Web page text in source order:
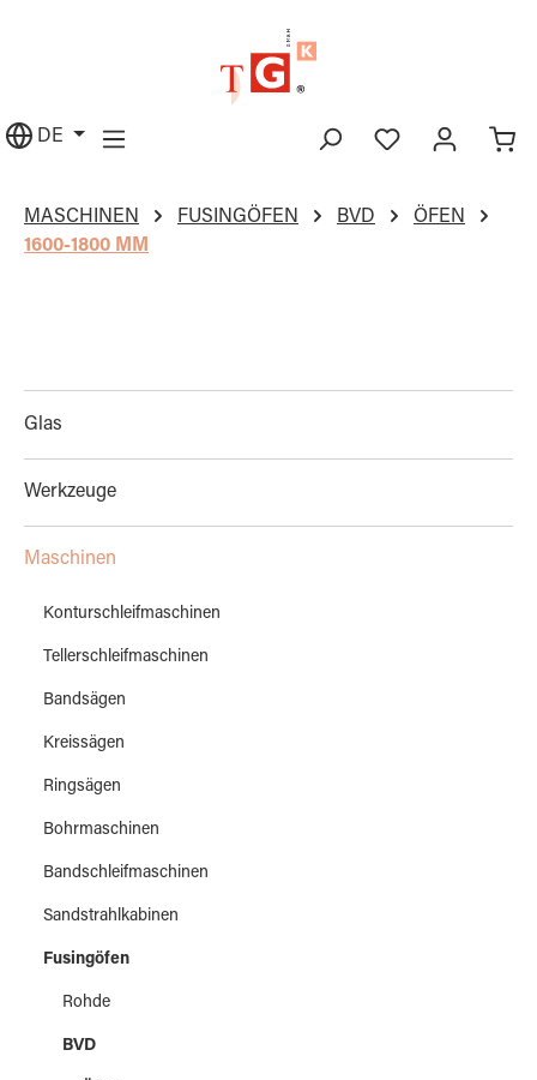
DE
MASCHINEN FUSINGÖFEN BVD
ÖFEN
1600-1800 MM
Glas
Werkzeuge
Maschinen
Konturschleifmaschinen
Tellerschleifmaschinen
Bandsägen
Kreissägen
Ringsägen
Bohrmaschinen
Bandschleifmaschinen
Sandstrahlkabinen
Fusingöfen
Rohde
BVD